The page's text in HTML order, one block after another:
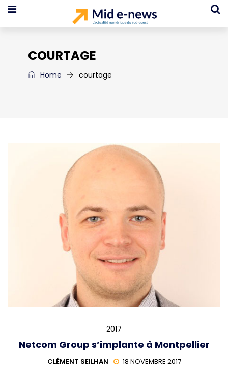
COURTAGE
Home courtage
2017
Netcom Group s’implante à Montpellier
CLÉMENT SEILHAN 18 NOVEMBRE 2017